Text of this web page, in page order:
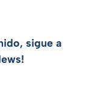
sigue a